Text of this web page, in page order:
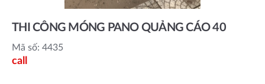
THI CÔNG MÓNG PANO QUẢNG CÁO 40
Mã số: 4435
call